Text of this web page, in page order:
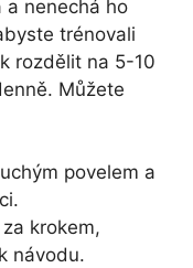
a nenechá ho
trénovali
rozdělit na 5-10
Můžete
povelem a
krokem,
návodu.